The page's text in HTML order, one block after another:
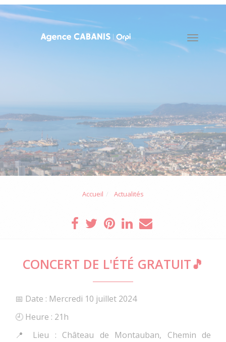
Toggle
Accueil Actualités
CONCERT DE L'ÉTÉ GRATUIT🎵
📅 Date : Mercredi 10 juillet 2024
🕘 Heure : 21h
📍 Lieu : Château de Montauban, Chemin de